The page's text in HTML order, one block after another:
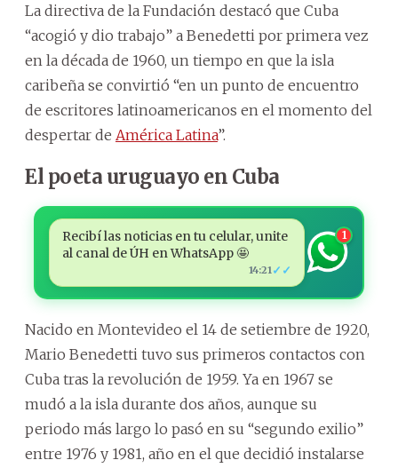
La directiva de la Fundación destacó que Cuba
“acogió y dio trabajo” a Benedetti por primera vez
en la década de 1960, un tiempo en que la isla
caribeña se convirtió “en un punto de encuentro
de escritores latinoamericanos en el momento del
despertar de América Latina”.
El poeta uruguayo en Cuba
Recibí las noticias en tu celular, unite
al canal de ÚH en WhatsApp 🤩
14:21 ✓✓
1
Nacido en Montevideo el 14 de setiembre de 1920,
Mario Benedetti tuvo sus primeros contactos con
Cuba tras la revolución de 1959. Ya en 1967 se
mudó a la isla durante dos años, aunque su
periodo más largo lo pasó en su “segundo exilio”
entre 1976 y 1981, año en el que decidió instalarse